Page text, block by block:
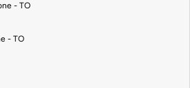
- TO
- TO